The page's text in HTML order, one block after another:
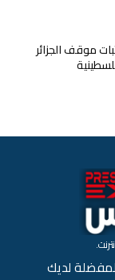
موقف الجزائر
لديك